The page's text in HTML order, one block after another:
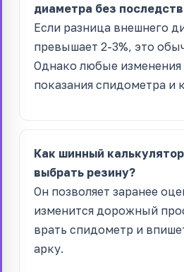
диаметра без
Если разница внешнего
превышает 2-3%, это
Однако любые изменения
показания спидометра и
Как шинный
выбрать резину?
Он позволяет заранее
изменится дорожный
врать спидометр и
арку.